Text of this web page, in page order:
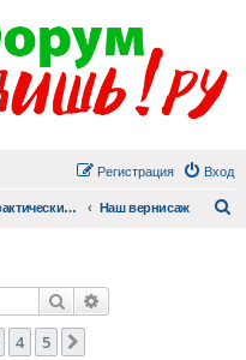
Вход
Регистрация
Практический раздел Наш вернисаж
Поиск
4 5